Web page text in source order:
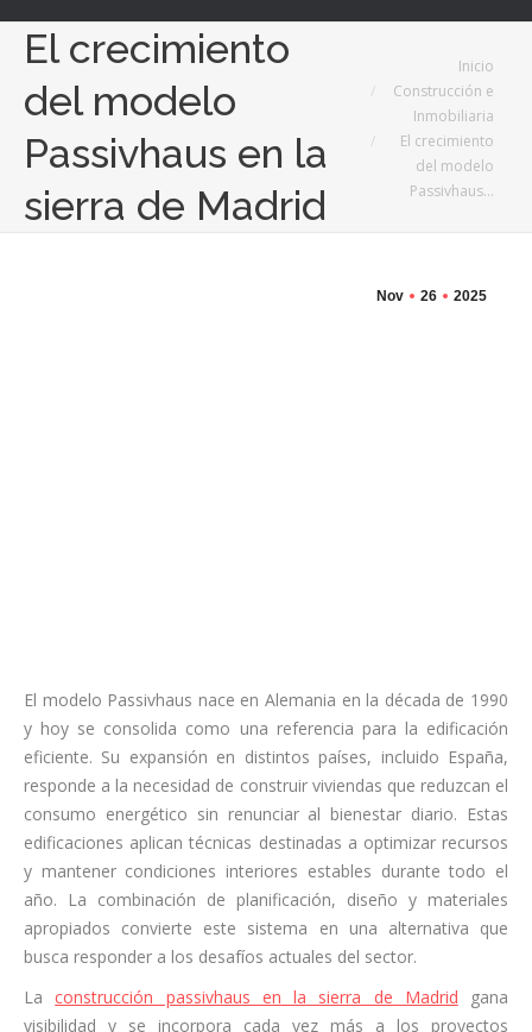
El crecimiento
del modelo
Passivhaus en la
sierra de Madrid
Inicio
Construcción e
Inmobiliaria
El crecimiento
del modelo
Passivhaus…
Nov 26 2025
El modelo Passivhaus nace en Alemania en la década de 1990
y hoy se consolida como una referencia para la edificación
eficiente. Su expansión en distintos países, incluido España,
responde a la necesidad de construir viviendas que reduzcan el
consumo energético sin renunciar al bienestar diario. Estas
edificaciones aplican técnicas destinadas a optimizar recursos
y mantener condiciones interiores estables durante todo el
año. La combinación de planificación, diseño y materiales
apropiados convierte este sistema en una alternativa que
busca responder a los desafíos actuales del sector.
Laconstrucción passivhaus en la sierra de Madrid gana
visibilidad y se incorpora cada vez más a los proyectos